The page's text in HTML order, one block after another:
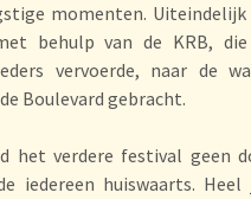
momenten. Uiteindelijk
behulp van de KRB,
vervoerde, naar de
Boulevard gebracht.
het verdere festival geen
iedereen huiswaarts. Heel